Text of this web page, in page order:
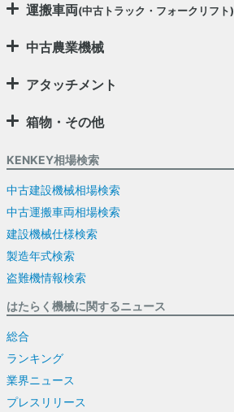
運搬車両(中古トラック・フォークリフト)
中古農業機械
アタッチメント
箱物・その他
KENKEY相場検索
中古建設機械相場検索
中古運搬車両相場検索
建設機械仕様検索
製造年式検索
盗難機情報検索
はたらく機械に関するニュース
総合
ランキング
業界ニュース
プレスリリース